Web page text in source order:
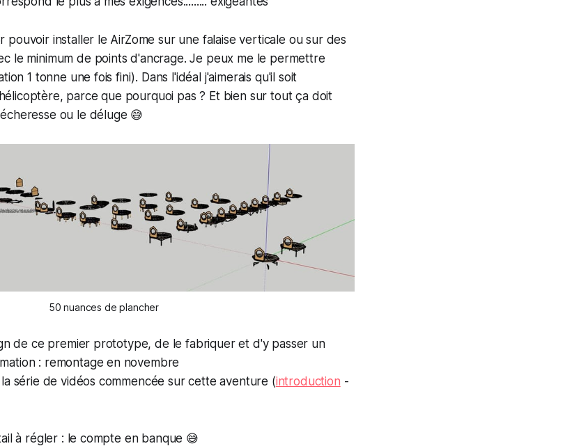
pouvoir installer le AirZome sur une falaise verticale ou sur des
le minimum de points d'ancrage. Je peux me le permettre
1 tonne une fois fini). Dans l'idéal j'aimerais qu'il soit
parce que pourquoi pas ? Et bien sur tout ça doit
ou le déluge 😅
50 nuances de plancher
de ce premier prototype, de le fabriquer et d'y passer un
: remontage en novembre
série de vidéos commencée sur cette aventure (introduction -
à régler : le compte en banque 😅